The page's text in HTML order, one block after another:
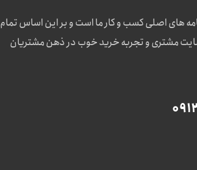
های اصلی کسب و کار ما است و بر این اساس تمام
مشتری و تجربه خرید خوب در ذهن مشتریان